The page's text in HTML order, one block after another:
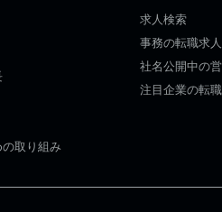
取り組み
求人検索
事務の転職求
社名公開中の
注目企業の転